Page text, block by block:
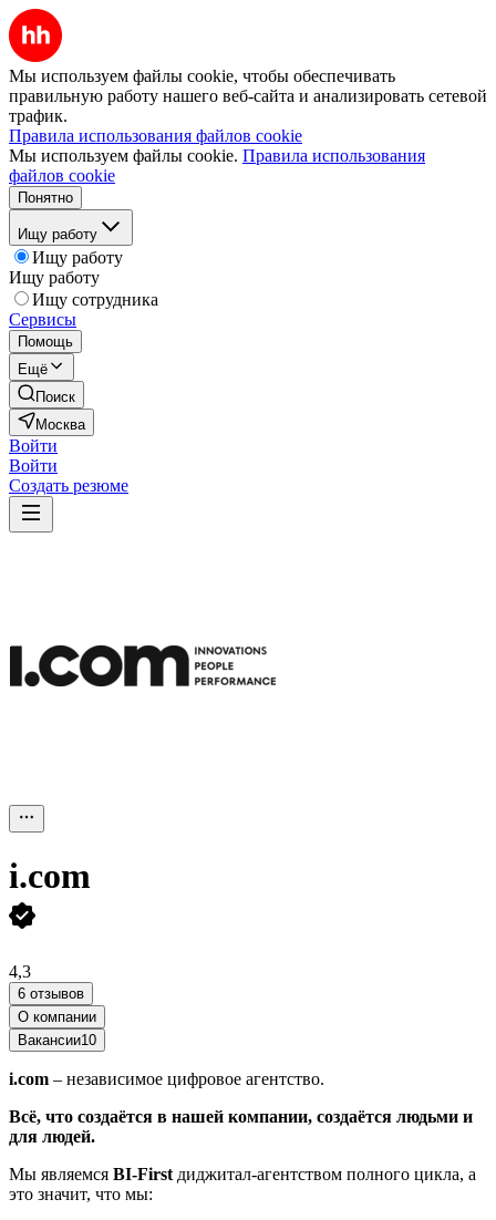
Мы используем файлы cookie, чтобы обеспечивать
правильную работу нашего веб-сайта и анализировать сетевой
трафик.
Правила использования файлов cookie
Мы используем файлы cookie. Правила использования
файлов cookie
Понятно
Ищу работу
Ищу работу
Ищу работу
Ищу сотрудника
Сервисы
Помощь
Ещё
Поиск
Москва
Войти
Войти
Создать резюме
i.com
4,3
6 отзывов
О компании
Вакансии10
i.com – независимое цифровое агентство.
Всё, что создаётся в нашей компании, создаётся людьми и
для людей.
Мы являемся BI-First диджитал-агентством полного цикла, а
это значит, что мы: